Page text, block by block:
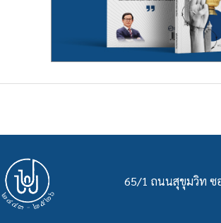
65/1 ถนนสุขุมวิท ซ